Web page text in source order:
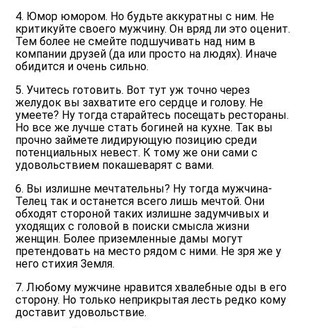
4. Юмор юмором. Но будьте аккуратны с ним. Не
критикуйте своего мужчину. Он вряд ли это оценит.
Тем более не смейте подшучивать над ним в
компании друзей (да или просто на людях). Иначе
обидится и очень сильно.
5. Учитесь готовить. Вот тут уж точно через
желудок вы захватите его сердце и голову. Не
умеете? Ну тогда старайтесь посещать рестораны.
Но все же лучше стать богиней на кухне. Так вы
прочно займете лидирующую позицию среди
потенциальных невест. К тому же они сами с
удовольствием покашеварят с вами.
6. Вы излишне мечтательны? Ну тогда мужчина-
Телец так и останется всего лишь мечтой. Они
обходят стороной таких излишне задумчивых и
уходящих с головой в поиски смысла жизни
женщин. Более приземленные дамы могут
претендовать на место рядом с ними. Не зря же у
него стихия Земля.
7. Любому мужчине нравится хвалебные оды в его
сторону. Но только неприкрытая лесть редко кому
доставит удовольствие.